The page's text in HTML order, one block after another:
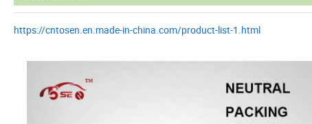
https://cntosen.en.made-in-china.com/product-list-1.html